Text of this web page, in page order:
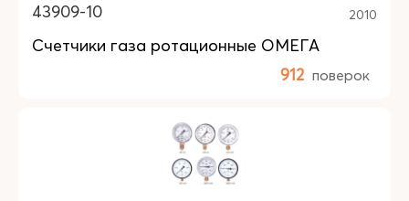
43909-10 2010
Счетчики газа ротационные ОМЕГА
912 поверок